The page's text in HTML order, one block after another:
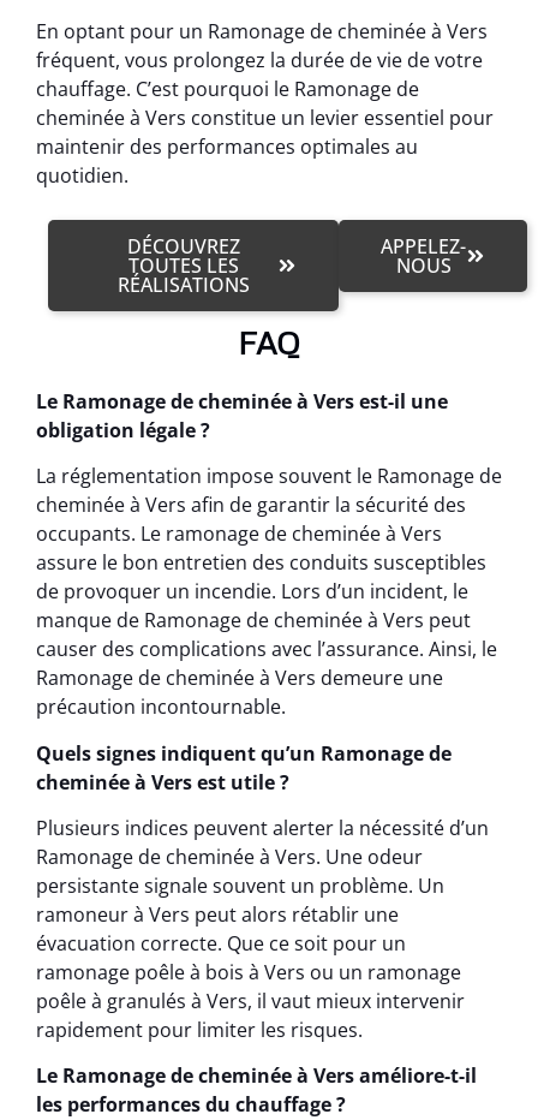
En optant pour un Ramonage de cheminée à Vers
fréquent, vous prolongez la durée de vie de votre
chauffage. C’est pourquoi le Ramonage de
cheminée à Vers constitue un levier essentiel pour
maintenir des performances optimales au
quotidien.
DÉCOUVREZ
TOUTES LES
RÉALISATIONS
APPELEZ-
NOUS
FAQ
Le Ramonage de cheminée à Vers est-il une
obligation légale ?
La réglementation impose souvent le Ramonage de
cheminée à Vers afin de garantir la sécurité des
occupants. Le ramonage de cheminée à Vers
assure le bon entretien des conduits susceptibles
de provoquer un incendie. Lors d’un incident, le
manque de Ramonage de cheminée à Vers peut
causer des complications avec l’assurance. Ainsi, le
Ramonage de cheminée à Vers demeure une
précaution incontournable.
Quels signes indiquent qu’un Ramonage de
cheminée à Vers est utile ?
Plusieurs indices peuvent alerter la nécessité d’un
Ramonage de cheminée à Vers. Une odeur
persistante signale souvent un problème. Un
ramoneur à Vers peut alors rétablir une
évacuation correcte. Que ce soit pour un
ramonage poêle à bois à Vers ou un ramonage
poêle à granulés à Vers, il vaut mieux intervenir
rapidement pour limiter les risques.
Le Ramonage de cheminée à Vers améliore-t-il
les performances du chauffage ?